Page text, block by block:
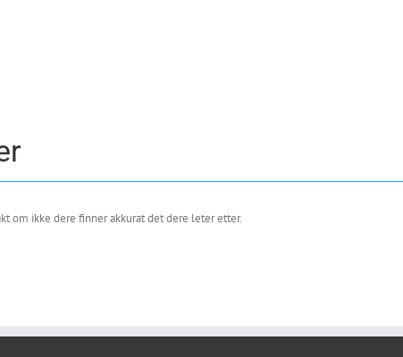
om ikke dere finner akkurat det dere leter etter.